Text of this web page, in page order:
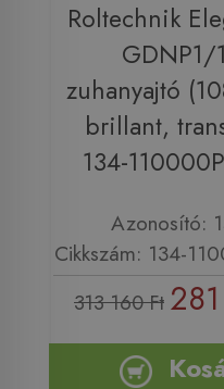
Roltechnik
GDNP1/
zuhanyajtó
brillant,
134-
Azonosító:
Cikkszám: 134-
313 160 Ft